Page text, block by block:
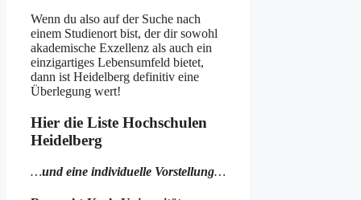
Wenn du also auf der Suche nach
einem Studienort bist, der dir sowohl
akademische Exzellenz als auch ein
einzigartiges Lebensumfeld bietet,
dann ist Heidelberg definitiv eine
Überlegung wert!
Hier die Liste Hochschulen
Heidelberg
…und eine individuelle Vorstellung…